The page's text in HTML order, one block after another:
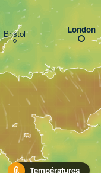
Températures
London
Bristol